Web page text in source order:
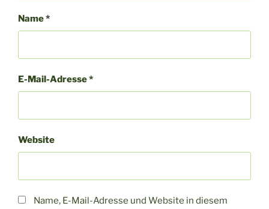
Name*
E-Mail-Adresse*
Website
Name, E-Mail-Adresse und Website in diesem